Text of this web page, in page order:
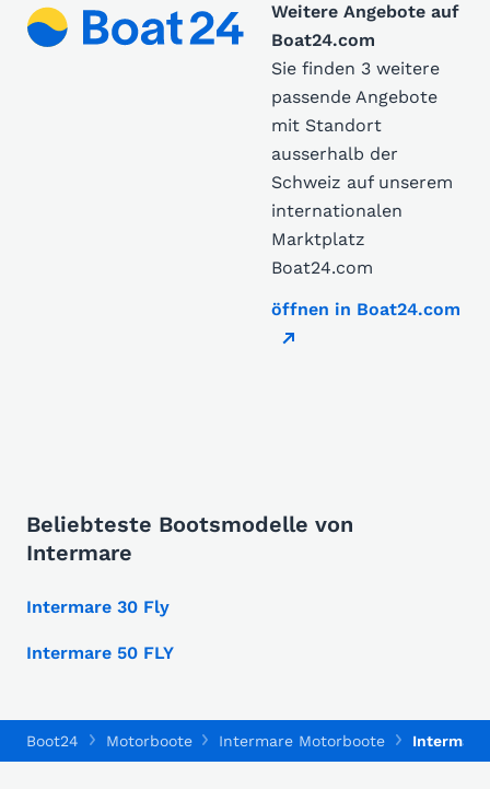
Weitere Angebote auf
Boat24.com
Sie finden 3 weitere
passende Angebote
mit Standort
ausserhalb der
Schweiz auf unserem
internationalen
Marktplatz
Boat24.com
öffnen in Boat24.com
Beliebteste Bootsmodelle von
Intermare
Intermare 30 Fly
Intermare 50 FLY
Boot24 Motorboote Intermare Motorboote Intermare